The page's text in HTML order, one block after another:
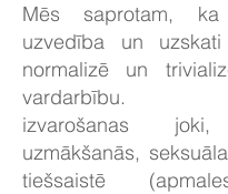
Mēs saprotam, ka
uzvedība un
normalizē un
vardarbību.
izvarošanas joki,
uzmākšanās,
tiešsaistē